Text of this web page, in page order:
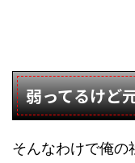
弱ってるけど
そんなわけで俺の